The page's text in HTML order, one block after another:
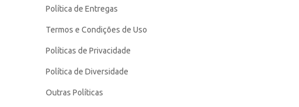
Política de Entregas
Termos e Condições de Uso
Políticas de Privacidade
Política de Diversidade
Outras Políticas